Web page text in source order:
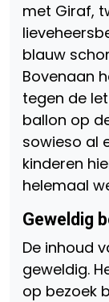
met Giraf,
blauw
Bovenaan
tegen de
ballon op
sowieso al
kinderen
helemaal
Geweldig
De inhoud
geweldig.
op bezoek